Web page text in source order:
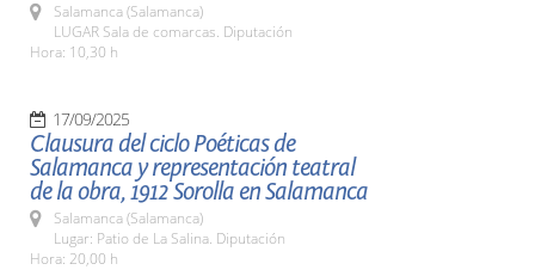
Salamanca (Salamanca)
LUGAR Sala de comarcas. Diputación
Hora: 10,30 h
17/09/2025
Clausura del ciclo Poéticas de
Salamanca y representación teatral
de la obra, 1912 Sorolla en Salamanca
Salamanca (Salamanca)
Lugar: Patio de La Salina. Diputación
Hora: 20,00 h